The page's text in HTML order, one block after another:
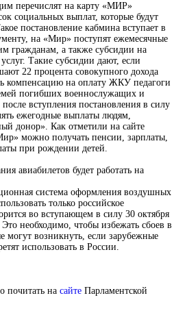
перечислят на карту «МИР»
социальных выплат, которые будут
постановление кабмина вступает в
на «Мир» поступят ежемесячные
гражданам, а также субсидии на
Такие субсидии дают, если
22 процента совокупного дохода
компенсацию на оплату ЖКУ педагоги
погибших военнослужащих и
вступления постановления в силу
ежегодные выплаты людям,
донор». Как отметили на сайте
можно получать пенсии, зарплаты,
при рождении детей.
авиабилетов будет работать на
система оформления воздушных
только российское
во вступающем в силу 30 октября
необходимо, чтобы избежать сбоев в
могут возникнуть, если зарубежные
использовать в России.
почитать на сайте Парламентской